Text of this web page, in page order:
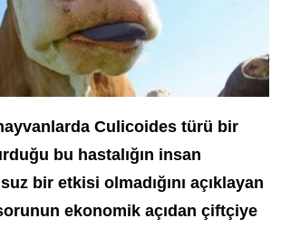
Culicoides türü bir
bu hastalığın insan
bir etkisi olmadığını açıklayan
ekonomik açıdan çiftçiye